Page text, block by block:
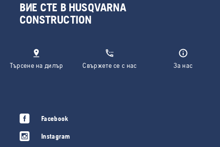
ВИЕ СТЕ В HUSQVARNA
CONSTRUCTION
Търсене на дилър Свържете се с нас За нас
Facebook
Instagram